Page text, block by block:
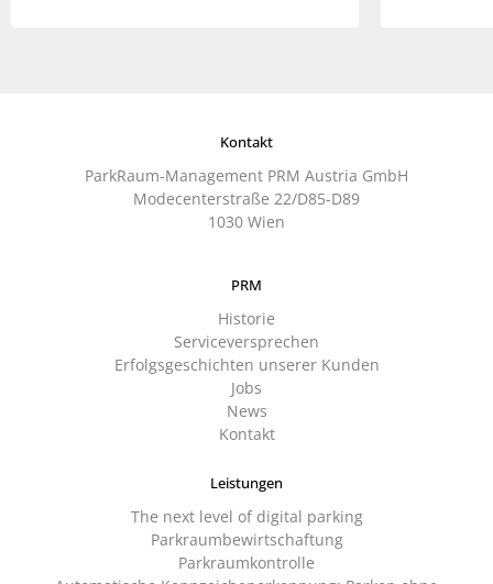
Kontakt
ParkRaum-Management PRM Austria GmbH
Modecenterstraße 22/D85-D89
1030 Wien
PRM
Historie
Serviceversprechen
Erfolgsgeschichten unserer Kunden
Jobs
News
Kontakt
Leistungen
The next level of digital parking
Parkraumbewirtschaftung
Parkraumkontrolle